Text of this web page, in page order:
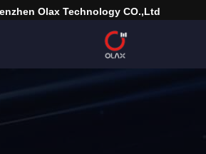
Olax Technology CO.,Ltd